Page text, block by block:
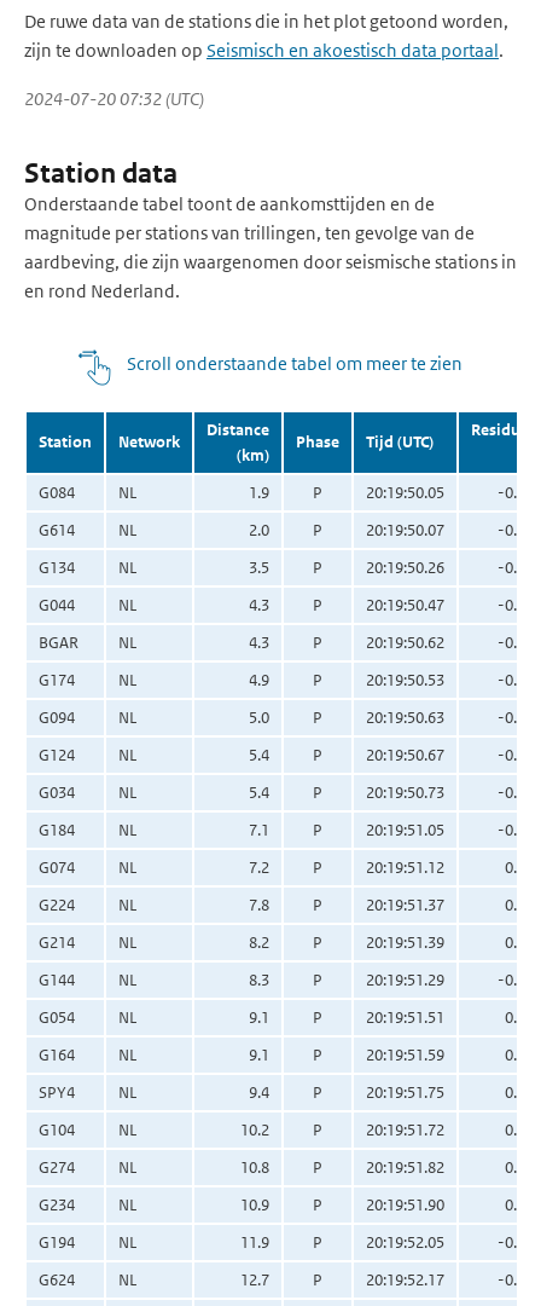
De ruwe data van de stations die in het plot getoond worden,
zijn te downloaden op Seismisch en akoestisch data portaal.
2024-07-20 07:32 (UTC)
Station data
Onderstaande tabel toont de aankomsttijden en de
magnitude per stations van trillingen, ten gevolge van de
aardbeving, die zijn waargenomen door seismische stations in
en rond Nederland.
Scroll onderstaande tabel om meer te zien
Station Network
Distance
(km)
Phase Tijd (UTC)
Residual
G084
NL 1.9 P 20:19:50.05
-0.02
G614
NL 2.0 P 20:19:50.07
-0.02
G134
NL 3.5 P 20:19:50.26
-0.11
G044
NL 4.3 P 20:19:50.47
-0.04
BGAR
NL 4.3 P 20:19:50.62
-0.01
G174
NL 4.9 P 20:19:50.53
-0.11
G094
NL 5.0 P 20:19:50.63
-0.04
G124
NL 5.4 P 20:19:50.67
-0.07
G034
NL 5.4 P 20:19:50.73
-0.02
G184
NL 7.1 P 20:19:51.05
-0.05
G074
NL 7.2 P 20:19:51.12
0.01
G224
NL 7.8 P 20:19:51.37
0.14
G214
NL 8.2 P 20:19:51.39
0.07
G144
NL 8.3 P 20:19:51.29
-0.03
G054
NL 9.1 P 20:19:51.51
0.02
G164
NL 9.1 P 20:19:51.59
0.10
SPY4
NL 9.4 P 20:19:51.75
0.16
G104
NL 10.2 P 20:19:51.72
0.01
G274
NL 10.8 P 20:19:51.82
0.00
G234
NL 10.9 P 20:19:51.90
0.04
G194
NL 11.9 P 20:19:52.05
-0.01
G624
NL 12.7 P 20:19:52.17
-0.04